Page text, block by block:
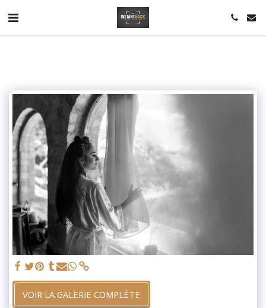
VOIR LA GALERIE COMPLÈTE